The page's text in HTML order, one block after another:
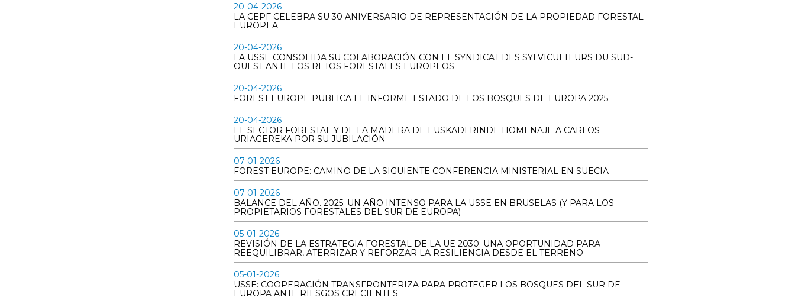
20-04-2026
LA CEPF CELEBRA SU 30 ANIVERSARIO DE REPRESENTACIÓN DE LA PROPIEDAD FORESTAL
EUROPEA
20-04-2026
LA USSE CONSOLIDA SU COLABORACIÓN CON EL SYNDICAT DES SYLVICULTEURS DU SUD-
OUEST ANTE LOS RETOS FORESTALES EUROPEOS
20-04-2026
FOREST EUROPE PUBLICA EL INFORME ESTADO DE LOS BOSQUES DE EUROPA 2025
20-04-2026
EL SECTOR FORESTAL Y DE LA MADERA DE EUSKADI RINDE HOMENAJE A CARLOS
URIAGEREKA POR SU JUBILACIÓN
07-01-2026
FOREST EUROPE: CAMINO DE LA SIGUIENTE CONFERENCIA MINISTERIAL EN SUECIA
07-01-2026
BALANCE DEL AÑO. 2025: UN AÑO INTENSO PARA LA USSE EN BRUSELAS (Y PARA LOS
PROPIETARIOS FORESTALES DEL SUR DE EUROPA)
05-01-2026
REVISIÓN DE LA ESTRATEGIA FORESTAL DE LA UE 2030: UNA OPORTUNIDAD PARA
REEQUILIBRAR, ATERRIZAR Y REFORZAR LA RESILIENCIA DESDE EL TERRENO
05-01-2026
USSE: COOPERACIÓN TRANSFRONTERIZA PARA PROTEGER LOS BOSQUES DEL SUR DE
EUROPA ANTE RIESGOS CRECIENTES